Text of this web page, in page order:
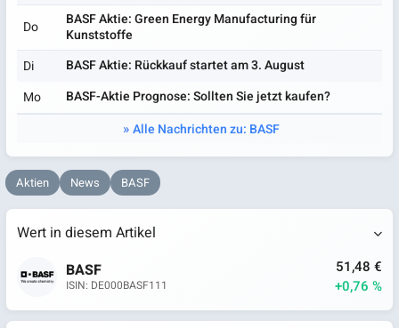
Do
BASF Aktie: Green Energy Manufacturing für
Kunststoffe
Di
BASF Aktie: Rückkauf startet am 3. August
Mo
BASF-Aktie Prognose: Sollten Sie jetzt kaufen?
Alle Nachrichten zu: BASF
Aktien News BASF
Wert in diesem Artikel
BASF
ISIN: DE000BASF111
51,48 €
+0,76 %